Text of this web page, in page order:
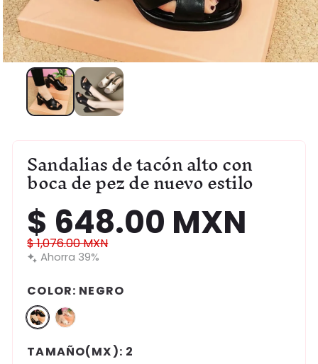
elemento
multimedia
modal
Sandalias de tacón alto con
boca de pez de nuevo estilo
Precio
de
oferta
$ 648.00 MXN
Precio
habitual
$ 1,076.00 MXN
Ahorra 39%
COLOR: NEGRO
TAMAÑO(MX): 2